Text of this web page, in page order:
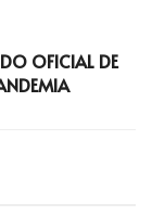
OFICIAL DE